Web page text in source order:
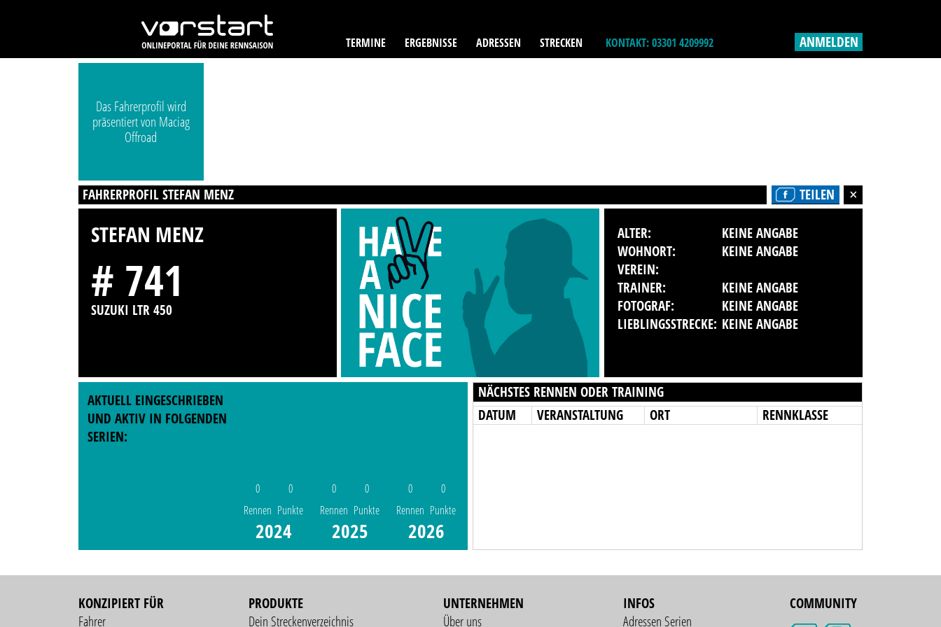
TERMINE ERGEBNISSE ADRESSEN STRECKEN KONTAKT: 03301 4209992 ANMELDEN
Das Fahrerprofil wird
präsentiert von Maciag
Offroad
FAHRERPROFIL STEFAN MENZ TEILEN
STEFAN MENZ
# 741
SUZUKI LTR 450
ALTER:
KEINE ANGABE
WOHNORT:
KEINE ANGABE
VEREIN:
TRAINER:
KEINE ANGABE
FOTOGRAF:
KEINE ANGABE
LIEBLINGSSTRECKE: KEINE ANGABE
AKTUELL EINGESCHRIEBEN
UND AKTIV IN FOLGENDEN
SERIEN:
0
Rennen
0
Punkte
2024
0
Rennen
0
Punkte
2025
0
Rennen
0
Punkte
2026
NÄCHSTES RENNEN ODER TRAINING
DATUM
VERANSTALTUNG ORT RENNKLASSE
KONZIPIERT FÜR
Fahrer
PRODUKTE
Dein Streckenverzeichnis
UNTERNEHMEN
Über uns
INFOS
Adressen Serien
COMMUNITY